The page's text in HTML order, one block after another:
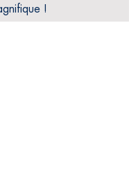
!